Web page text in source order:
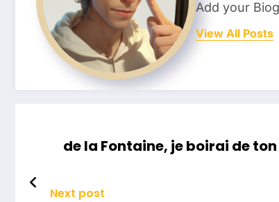
Add your
View All Posts
de la Fontaine, je boirai de
Next post